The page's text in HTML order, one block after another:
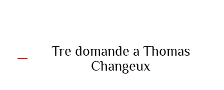
Tre domande a Thomas
Changeux